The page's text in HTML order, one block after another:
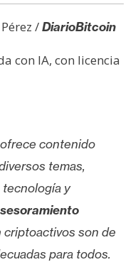
/DiarioBitcoin
con IA, con licencia
contenido
temas,
y
criptoactivos son de
para todos.